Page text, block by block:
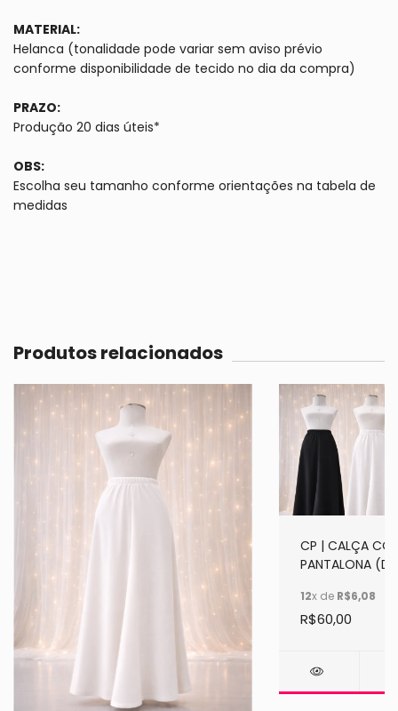
MATERIAL:
Helanca (tonalidade pode variar sem aviso prévio
conforme disponibilidade de tecido no dia da compra)
PRAZO:
Produção 20 dias úteis*
OBS:
Escolha seu tamanho conforme orientações na tabela de
medidas
Produtos relacionados
CP | CALÇA
PANTALONA
12x de R$6,08
R$60,00